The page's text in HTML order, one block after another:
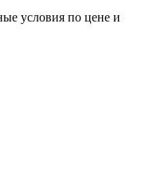
условия по цене и